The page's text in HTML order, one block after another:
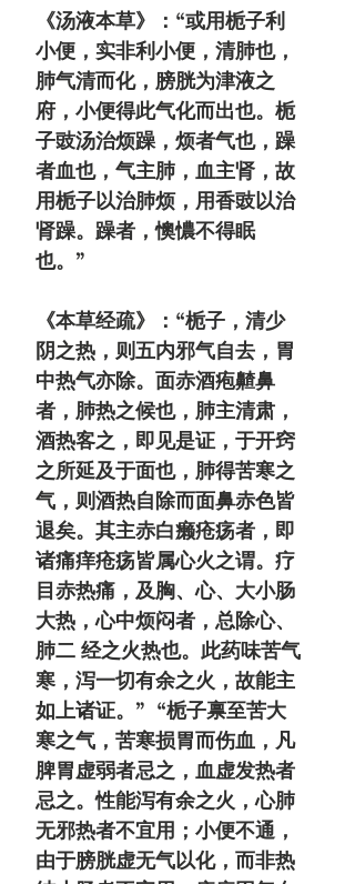
《汤液本草》：“或用栀子利
小便，实非利小便，清肺也，
肺气清而化，膀胱为津液之
府，小便得此气化而出也。栀
子豉汤治烦躁，烦者气也，躁
者血也，气主肺，血主肾，故
用栀子以治肺烦，用香豉以治
肾躁。躁者，懊憹不得眠
也。”
《本草经疏》：“栀子，清少
阴之热，则五内邪气自去，胃
中热气亦除。面赤酒疱齄鼻
者，肺热之候也，肺主清肃，
酒热客之，即见是证，于开窍
之所延及于面也，肺得苦寒之
气，则酒热自除而面鼻赤色皆
退矣。其主赤白癞疮疡者，即
诸痛痒疮疡皆属心火之谓。疗
目赤热痛，及胸、心、大小肠
大热，心中烦闷者，总除心、
肺二 经之火热也。此药味苦气
寒，泻一切有余之火，故能主
如上诸证。” “栀子禀至苦大
寒之气，苦寒损胃而伤血，凡
脾胃虚弱者忌之，血虚发热者
忌之。性能泻有余之火，心肺
无邪热者不宜用；小便不通，
由于膀胱虚无气以化，而非热